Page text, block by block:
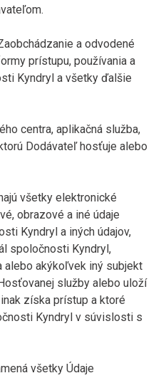
a odvodené
prístupu, používania a
Kyndryl a všetky ďalšie
centra, aplikačná služba,
Dodávateľ hosťuje alebo
všetky elektronické
obrazové a iné údaje
Kyndryl a iných údajov,
spoločnosti Kyndryl,
alebo akýkoľvek iný subjekt
služby alebo uloží
získa prístup a ktoré
Kyndryl v súvislosti s
všetky Údaje